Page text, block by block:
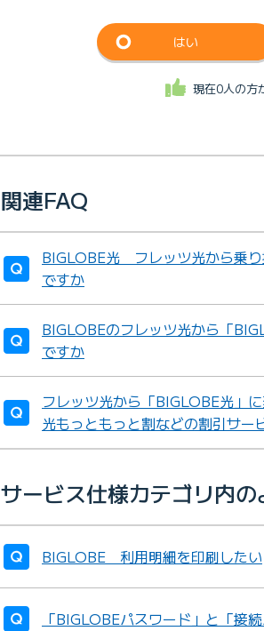
はい
現在0人の方
関連FAQ
BIGLOBE光 フレッツ光から乗
ですか
BIGLOBEのフレッツ光から「
ですか
フレッツ光から「BIGLOBE光」
光もっともっと割などの割引サー
サービス仕様カテゴリ内
BIGLOBE 利用明細を印刷したい
「BIGLOBEパスワード」と「接